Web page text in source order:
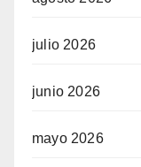
julio 2026
junio 2026
mayo 2026